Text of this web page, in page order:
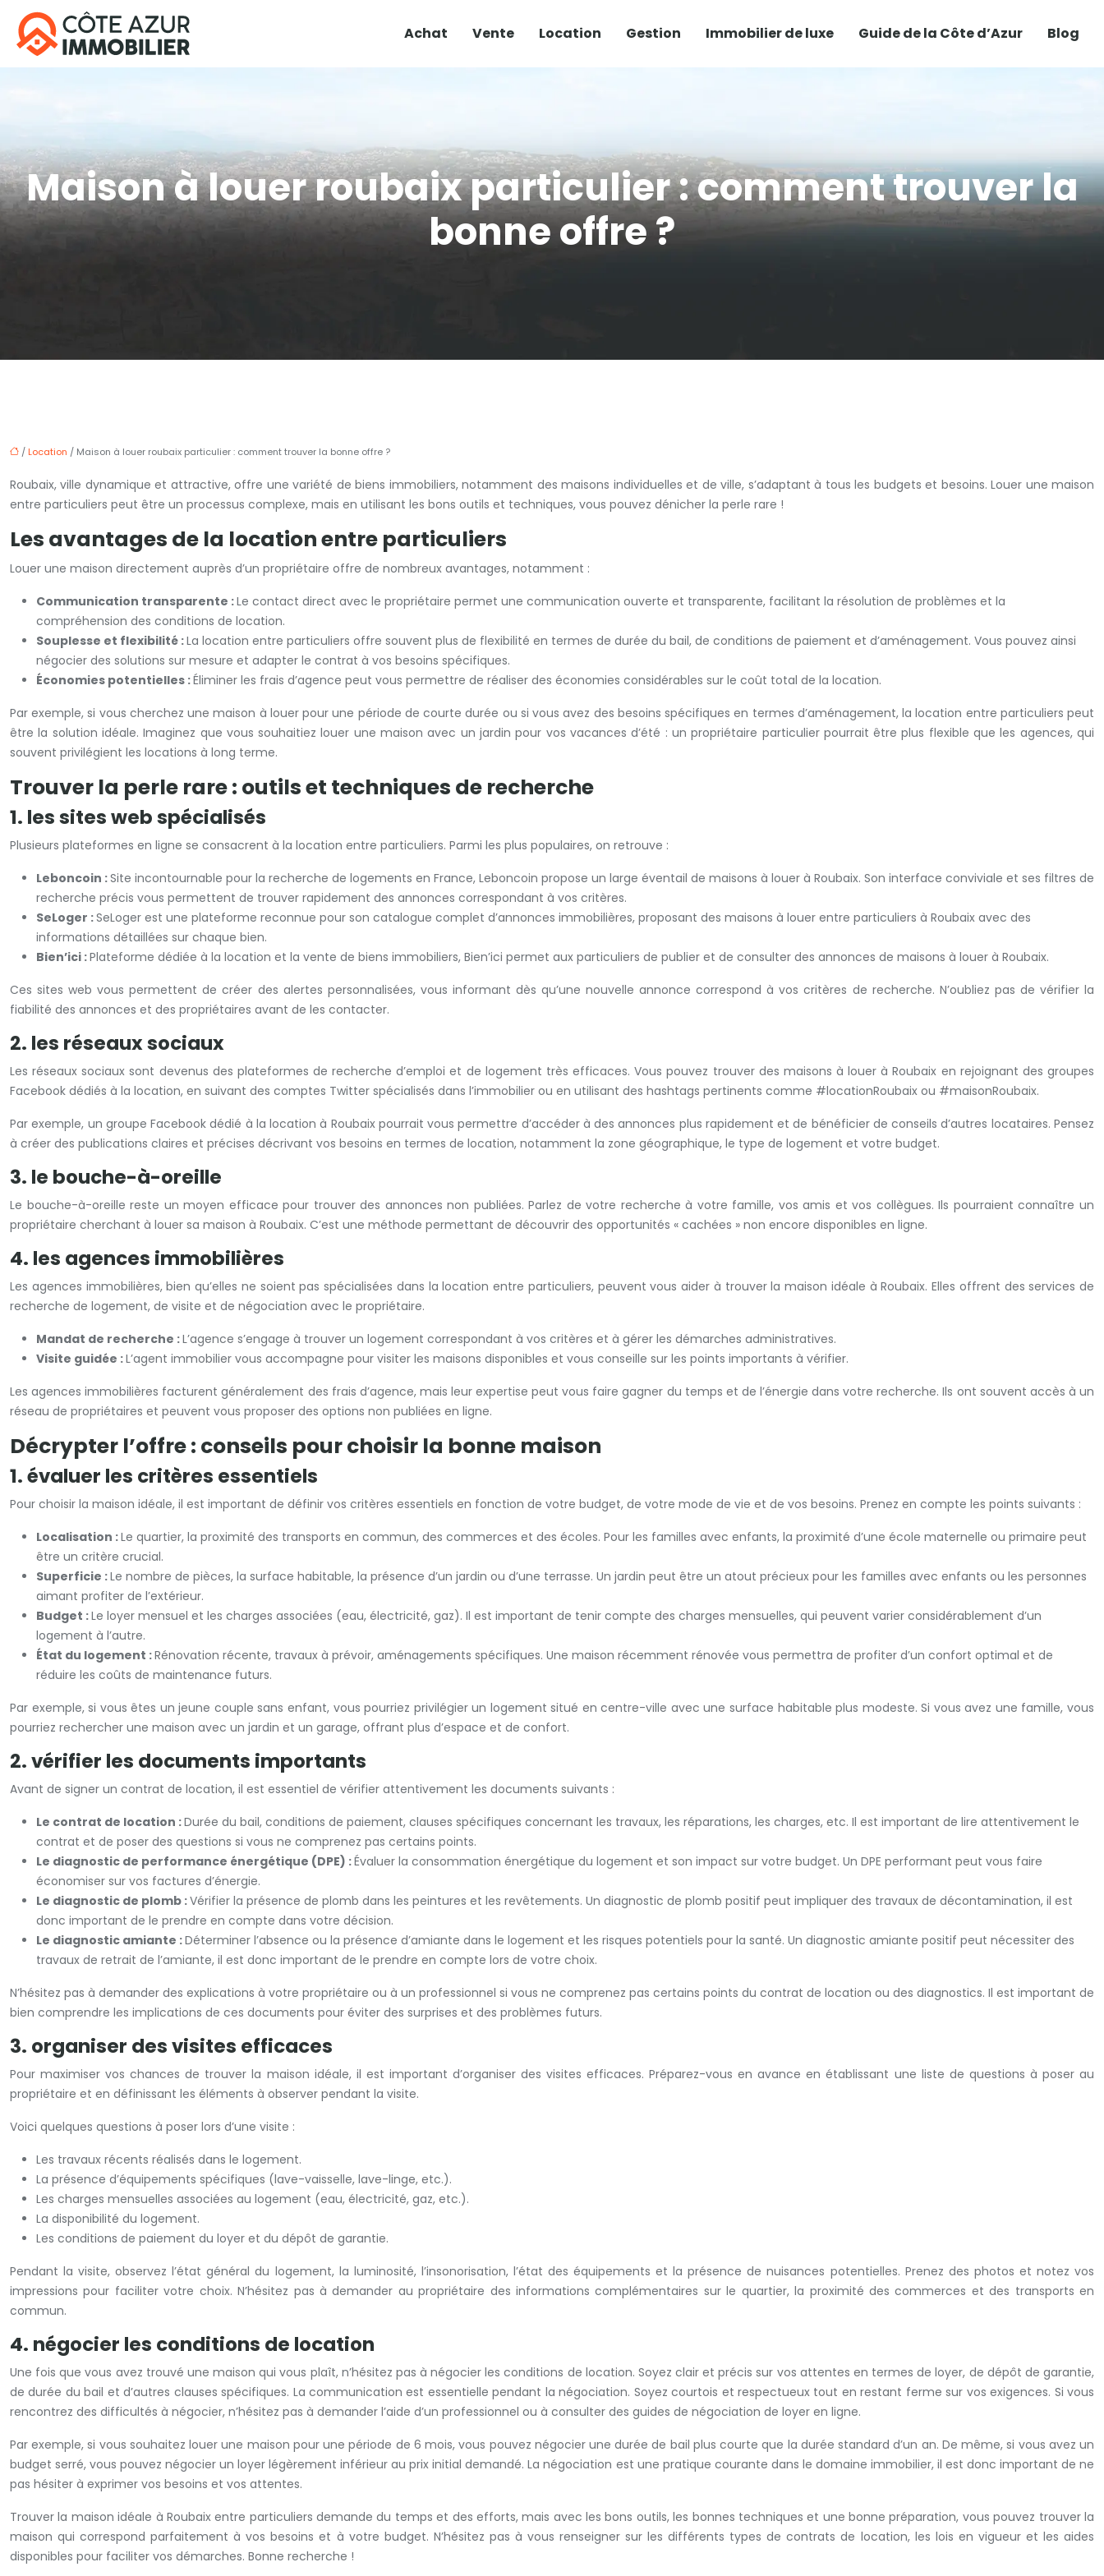
Achat Vente Location Gestion Immobilier de luxe Guide de la Côte d’Azur Blog
Maison à louer roubaix particulier : comment trouver la
bonne offre ?
/ Location / Maison à louer roubaix particulier : comment trouver la bonne offre ?
Roubaix, ville dynamique et attractive, offre une variété de biens immobiliers, notamment des maisons individuelles et de ville, s’adaptant à tous les budgets et besoins. Louer une maison
entre particuliers peut être un processus complexe, mais en utilisant les bons outils et techniques, vous pouvez dénicher la perle rare !
Les avantages de la location entre particuliers
Louer une maison directement auprès d’un propriétaire offre de nombreux avantages, notamment :
Communication transparente :Le contact direct avec le propriétaire permet une communication ouverte et transparente, facilitant la résolution de problèmes et la
compréhension des conditions de location.
Souplesse et flexibilité :La location entre particuliers offre souvent plus de flexibilité en termes de durée du bail, de conditions de paiement et d’aménagement. Vous pouvez ainsi
négocier des solutions sur mesure et adapter le contrat à vos besoins spécifiques.
Économies potentielles :Éliminer les frais d’agence peut vous permettre de réaliser des économies considérables sur le coût total de la location.
Par exemple, si vous cherchez une maison à louer pour une période de courte durée ou si vous avez des besoins spécifiques en termes d’aménagement, la location entre particuliers peut
être la solution idéale. Imaginez que vous souhaitiez louer une maison avec un jardin pour vos vacances d’été : un propriétaire particulier pourrait être plus flexible que les agences, qui
souvent privilégient les locations à long terme.
Trouver la perle rare : outils et techniques de recherche
1. les sites web spécialisés
Plusieurs plateformes en ligne se consacrent à la location entre particuliers. Parmi les plus populaires, on retrouve :
Leboncoin :Site incontournable pour la recherche de logements en France, Leboncoin propose un large éventail de maisons à louer à Roubaix. Son interface conviviale et ses filtres de
recherche précis vous permettent de trouver rapidement des annonces correspondant à vos critères.
SeLoger :SeLoger est une plateforme reconnue pour son catalogue complet d’annonces immobilières, proposant des maisons à louer entre particuliers à Roubaix avec des
informations détaillées sur chaque bien.
Bien’ici :Plateforme dédiée à la location et la vente de biens immobiliers, Bien’ici permet aux particuliers de publier et de consulter des annonces de maisons à louer à Roubaix.
Ces sites web vous permettent de créer des alertes personnalisées, vous informant dès qu’une nouvelle annonce correspond à vos critères de recherche. N’oubliez pas de vérifier la
fiabilité des annonces et des propriétaires avant de les contacter.
2. les réseaux sociaux
Les réseaux sociaux sont devenus des plateformes de recherche d’emploi et de logement très efficaces. Vous pouvez trouver des maisons à louer à Roubaix en rejoignant des groupes
Facebook dédiés à la location, en suivant des comptes Twitter spécialisés dans l’immobilier ou en utilisant des hashtags pertinents comme #locationRoubaix ou #maisonRoubaix.
Par exemple, un groupe Facebook dédié à la location à Roubaix pourrait vous permettre d’accéder à des annonces plus rapidement et de bénéficier de conseils d’autres locataires. Pensez
à créer des publications claires et précises décrivant vos besoins en termes de location, notamment la zone géographique, le type de logement et votre budget.
3. le bouche-à-oreille
Le bouche-à-oreille reste un moyen efficace pour trouver des annonces non publiées. Parlez de votre recherche à votre famille, vos amis et vos collègues. Ils pourraient connaître un
propriétaire cherchant à louer sa maison à Roubaix. C’est une méthode permettant de découvrir des opportunités « cachées » non encore disponibles en ligne.
4. les agences immobilières
Les agences immobilières, bien qu’elles ne soient pas spécialisées dans la location entre particuliers, peuvent vous aider à trouver la maison idéale à Roubaix. Elles offrent des services de
recherche de logement, de visite et de négociation avec le propriétaire.
Mandat de recherche :L’agence s’engage à trouver un logement correspondant à vos critères et à gérer les démarches administratives.
Visite guidée :L’agent immobilier vous accompagne pour visiter les maisons disponibles et vous conseille sur les points importants à vérifier.
Les agences immobilières facturent généralement des frais d’agence, mais leur expertise peut vous faire gagner du temps et de l’énergie dans votre recherche. Ils ont souvent accès à un
réseau de propriétaires et peuvent vous proposer des options non publiées en ligne.
Décrypter l’offre : conseils pour choisir la bonne maison
1. évaluer les critères essentiels
Pour choisir la maison idéale, il est important de définir vos critères essentiels en fonction de votre budget, de votre mode de vie et de vos besoins. Prenez en compte les points suivants :
Localisation :Le quartier, la proximité des transports en commun, des commerces et des écoles. Pour les familles avec enfants, la proximité d’une école maternelle ou primaire peut
être un critère crucial.
Superficie :Le nombre de pièces, la surface habitable, la présence d’un jardin ou d’une terrasse. Un jardin peut être un atout précieux pour les familles avec enfants ou les personnes
aimant profiter de l’extérieur.
Budget :Le loyer mensuel et les charges associées (eau, électricité, gaz). Il est important de tenir compte des charges mensuelles, qui peuvent varier considérablement d’un
logement à l’autre.
État du logement :Rénovation récente, travaux à prévoir, aménagements spécifiques. Une maison récemment rénovée vous permettra de profiter d’un confort optimal et de
réduire les coûts de maintenance futurs.
Par exemple, si vous êtes un jeune couple sans enfant, vous pourriez privilégier un logement situé en centre-ville avec une surface habitable plus modeste. Si vous avez une famille, vous
pourriez rechercher une maison avec un jardin et un garage, offrant plus d’espace et de confort.
2. vérifier les documents importants
Avant de signer un contrat de location, il est essentiel de vérifier attentivement les documents suivants :
Le contrat de location :Durée du bail, conditions de paiement, clauses spécifiques concernant les travaux, les réparations, les charges, etc. Il est important de lire attentivement le
contrat et de poser des questions si vous ne comprenez pas certains points.
Le diagnostic de performance énergétique (DPE) :Évaluer la consommation énergétique du logement et son impact sur votre budget. Un DPE performant peut vous faire
économiser sur vos factures d’énergie.
Le diagnostic de plomb :Vérifier la présence de plomb dans les peintures et les revêtements. Un diagnostic de plomb positif peut impliquer des travaux de décontamination, il est
donc important de le prendre en compte dans votre décision.
Le diagnostic amiante :Déterminer l’absence ou la présence d’amiante dans le logement et les risques potentiels pour la santé. Un diagnostic amiante positif peut nécessiter des
travaux de retrait de l’amiante, il est donc important de le prendre en compte lors de votre choix.
N’hésitez pas à demander des explications à votre propriétaire ou à un professionnel si vous ne comprenez pas certains points du contrat de location ou des diagnostics. Il est important de
bien comprendre les implications de ces documents pour éviter des surprises et des problèmes futurs.
3. organiser des visites efficaces
Pour maximiser vos chances de trouver la maison idéale, il est important d’organiser des visites efficaces. Préparez-vous en avance en établissant une liste de questions à poser au
propriétaire et en définissant les éléments à observer pendant la visite.
Voici quelques questions à poser lors d’une visite :
Les travaux récents réalisés dans le logement.
La présence d’équipements spécifiques (lave-vaisselle, lave-linge, etc.).
Les charges mensuelles associées au logement (eau, électricité, gaz, etc.).
La disponibilité du logement.
Les conditions de paiement du loyer et du dépôt de garantie.
Pendant la visite, observez l’état général du logement, la luminosité, l’insonorisation, l’état des équipements et la présence de nuisances potentielles. Prenez des photos et notez vos
impressions pour faciliter votre choix. N’hésitez pas à demander au propriétaire des informations complémentaires sur le quartier, la proximité des commerces et des transports en
commun.
4. négocier les conditions de location
Une fois que vous avez trouvé une maison qui vous plaît, n’hésitez pas à négocier les conditions de location. Soyez clair et précis sur vos attentes en termes de loyer, de dépôt de garantie,
de durée du bail et d’autres clauses spécifiques. La communication est essentielle pendant la négociation. Soyez courtois et respectueux tout en restant ferme sur vos exigences. Si vous
rencontrez des difficultés à négocier, n’hésitez pas à demander l’aide d’un professionnel ou à consulter des guides de négociation de loyer en ligne.
Par exemple, si vous souhaitez louer une maison pour une période de 6 mois, vous pouvez négocier une durée de bail plus courte que la durée standard d’un an. De même, si vous avez un
budget serré, vous pouvez négocier un loyer légèrement inférieur au prix initial demandé. La négociation est une pratique courante dans le domaine immobilier, il est donc important de ne
pas hésiter à exprimer vos besoins et vos attentes.
Trouver la maison idéale à Roubaix entre particuliers demande du temps et des efforts, mais avec les bons outils, les bonnes techniques et une bonne préparation, vous pouvez trouver la
maison qui correspond parfaitement à vos besoins et à votre budget. N’hésitez pas à vous renseigner sur les différents types de contrats de location, les lois en vigueur et les aides
disponibles pour faciliter vos démarches. Bonne recherche !